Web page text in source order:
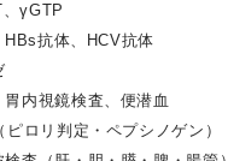
γGTP
HBs抗体、HCV抗体
内視鏡検査、便潜血
ロリ判定・ペプシノゲン）